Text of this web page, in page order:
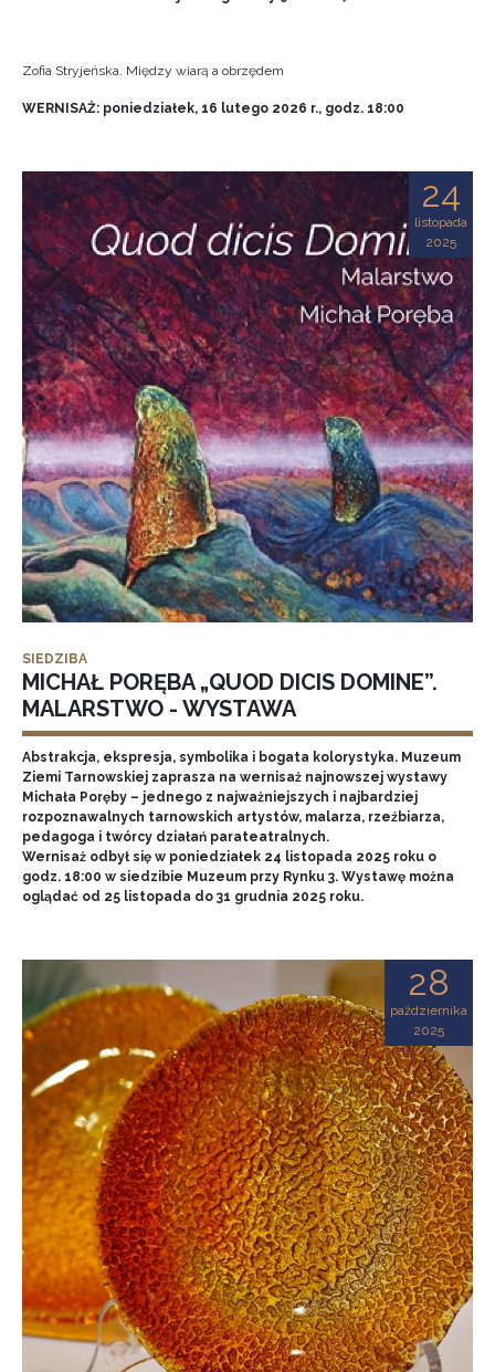
Zofia Stryjeńska. Między wiarą a obrzędem
WERNISAŻ: poniedziałek, 16 lutego 2026 r., godz. 18:00
24
listopada
2025
SIEDZIBA
MICHAŁ PORĘBA „QUOD DICIS DOMINE”.
MALARSTWO - WYSTAWA
Abstrakcja, ekspresja, symbolika i bogata kolorystyka. Muzeum
Ziemi Tarnowskiej zaprasza na wernisaż najnowszej wystawy
Michała Poręby – jednego z najważniejszych i najbardziej
rozpoznawalnych tarnowskich artystów, malarza, rzeźbiarza,
pedagoga i twórcy działań parateatralnych.
Wernisaż odbył się w poniedziałek 24 listopada 2025 roku o
godz. 18:00 w siedzibie Muzeum przy Rynku 3. Wystawę można
oglądać od 25 listopada do 31 grudnia 2025 roku.
28
października
2025